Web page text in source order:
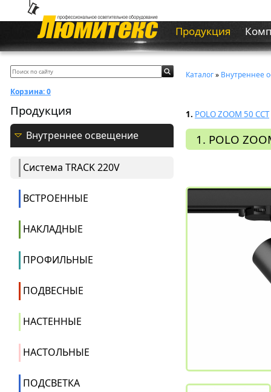
Продукция
Корзина:0
Продукция
Внутреннее освещение
Система ТRACK 220V
ВСТРОЕННЫЕ
НАКЛАДНЫЕ
ПРОФИЛЬНЫЕ
ПОДВЕСНЫЕ
НАСТЕННЫЕ
НАСТОЛЬНЫЕ
ПОДСВЕТКА
Каталог» Внутреннее
1. POLO ZOOM 50 CCT
1. POLO